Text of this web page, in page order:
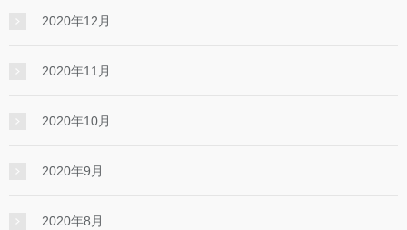
2020年12月
2020年11月
2020年10月
2020年9月
2020年8月